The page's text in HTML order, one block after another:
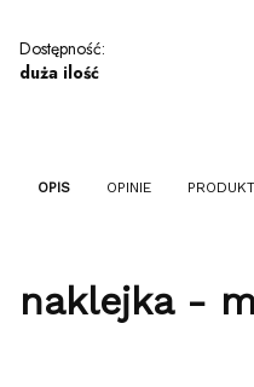
Dostępność:
duża ilość
OPIS OPINIE
naklejka -